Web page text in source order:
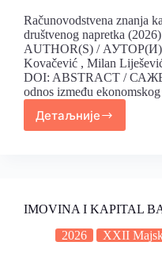
Računovodstvena znanja
društvenog napretka
AUTHOR(S) /
Kovačević , Milan
DOI: ABSTRACT /
odnos između
Детаљније
IMOVINA I KAPITAL
2026
XXII